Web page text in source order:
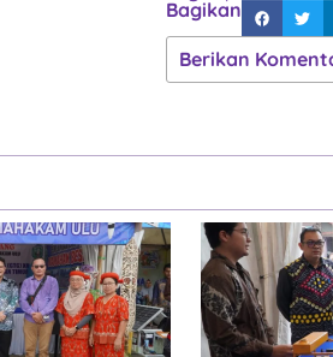
Bagikan
Berikan